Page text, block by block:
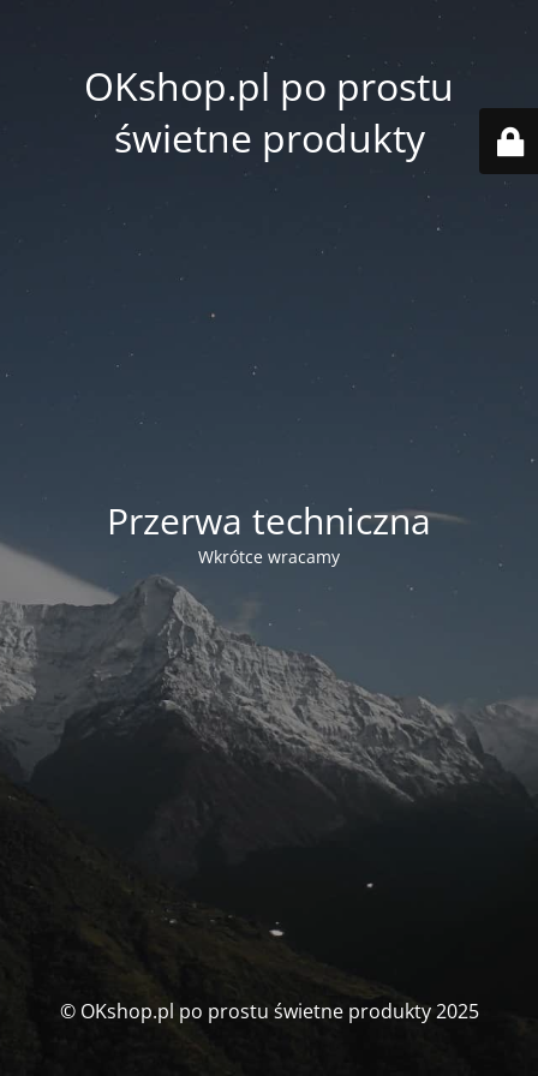
OKshop.pl po prostu
świetne produkty
Przerwa techniczna
Wkrótce wracamy
© OKshop.pl po prostu świetne produkty 2025